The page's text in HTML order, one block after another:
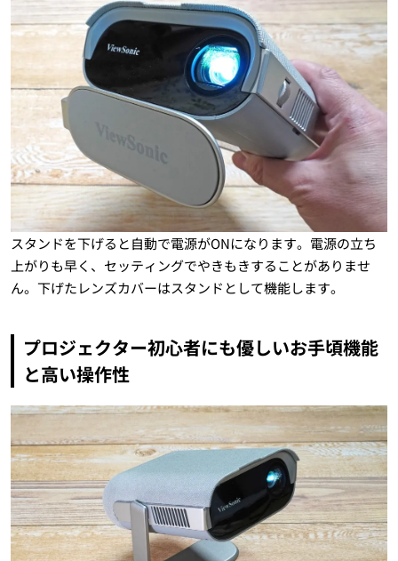
スタンドを下げると自動で電源がONになります。電源の立ち
上がりも早く、セッティングでやきもきすることがありませ
ん。下げたレンズカバーはスタンドとして機能します。
プロジェクター初心者にも優しいお手頃機能
と高い操作性